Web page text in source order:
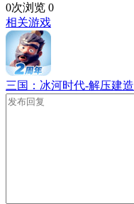
0次浏览 0
相关游戏
三国：冰河时代-解压建造